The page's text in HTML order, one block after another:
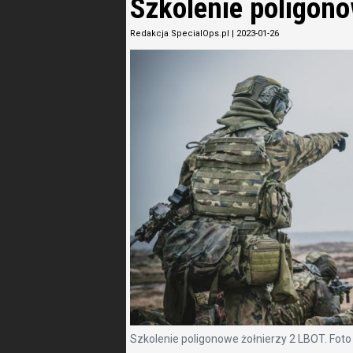
Szkolenie
Redakcja SpecialOps.pl | 2023-01-26
Szkolenie poligonowe żołnierzy 2 LBOT. Foto